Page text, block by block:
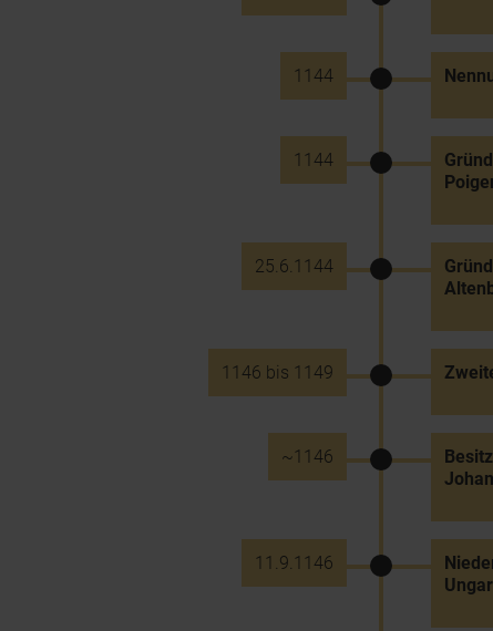
1144
1144
25.6.1144
1146 bis 1149
~1146
11.9.1146